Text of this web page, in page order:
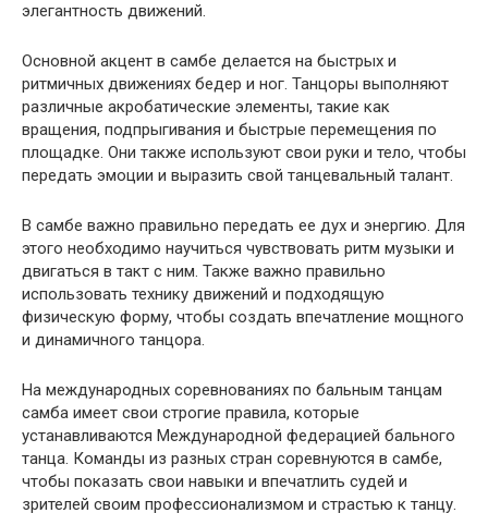
элегантность движений.
Основной акцент в самбе делается на быстрых и
ритмичных движениях бедер и ног. Танцоры выполняют
различные акробатические элементы, такие как
вращения, подпрыгивания и быстрые перемещения по
площадке. Они также используют свои руки и тело, чтобы
передать эмоции и выразить свой танцевальный талант.
В самбе важно правильно передать ее дух и энергию. Для
этого необходимо научиться чувствовать ритм музыки и
двигаться в такт с ним. Также важно правильно
использовать технику движений и подходящую
физическую форму, чтобы создать впечатление мощного
и динамичного танцора.
На международных соревнованиях по бальным танцам
самба имеет свои строгие правила, которые
устанавливаются Международной федерацией бального
танца. Команды из разных стран соревнуются в самбе,
чтобы показать свои навыки и впечатлить судей и
зрителей своим профессионализмом и страстью к танцу.